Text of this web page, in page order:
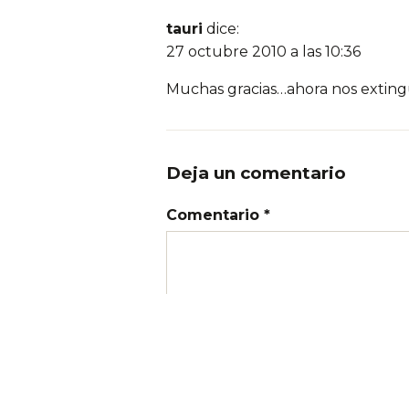
tauri dice:
27 octubre 2010 a las 10:36
Muchas gracias…ahora nos
Deja un comentario
Comentario *